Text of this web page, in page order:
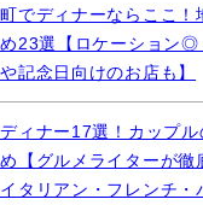
でディナーならここ！
23選【ロケーション◎
記念日向けのお店も】
ディナー17選！カップ
【グルメライターが徹
タリアン・フレンチ・